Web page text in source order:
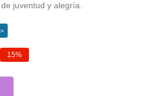
juventud y alegría.
15%